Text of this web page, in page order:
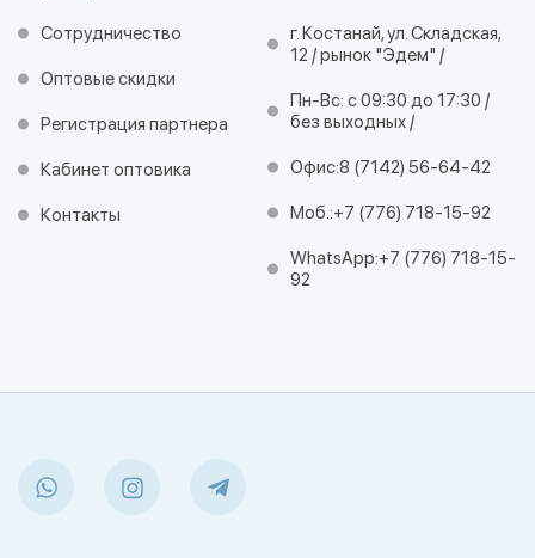
Сотрудничество
Оптовые скидки
Регистрация партнера
Кабинет оптовика
Контакты
г. Костанай, ул. Складская,
12 / рынок "Эдем" /
Пн-Вс: с 09:30 до 17:30 /
без выходных /
Офис:8 (7142) 56-64-42
Моб.:+7 (776) 718-15-92
WhatsApp:+7 (776) 718-15-
92